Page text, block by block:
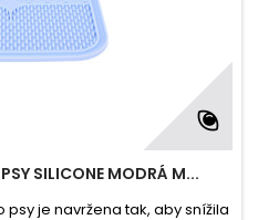
SILICONE MODRÁ M...
je navržena tak, aby snížila